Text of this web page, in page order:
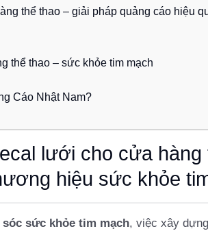
thể thao – giải pháp quảng cáo hiệu
thể thao – sức khỏe tim mạch
Cáo Nhật Nam?
lưới cho cửa hàng
hiệu sức khỏe
sức khỏe tim mạch, việc xây